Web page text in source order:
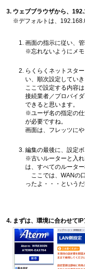
ウェブブラウザから、
※デフォルトは、
画面の指示に従い、
※忘れないようにメモ
らくらくネットスタ
い、順次設定していき
ここで設定する内容
接続業者／プロバイ
できると思います。
※ユーザ名の指定の
が必要ですね。
画面は、フレッツに
編集の最後に、設定
※古いルーターと入
は、すべてのルータ
ここでは、WANの
ったよ・・・という
まずは、環境に合わせてIP